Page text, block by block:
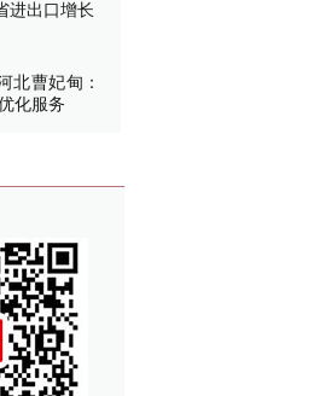
进出口增长
北曹妃甸：
化服务